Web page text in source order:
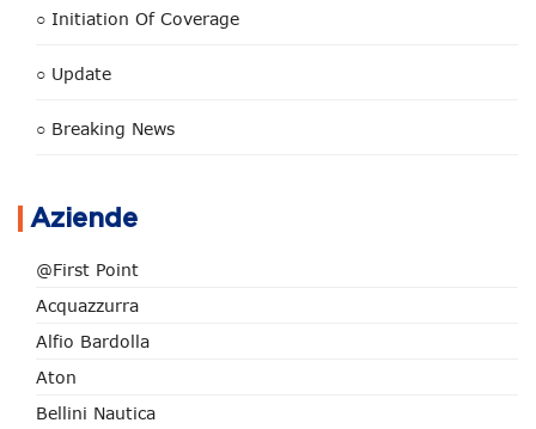
○ Initiation Of Coverage
○ Update
○ Breaking News
Aziende
@First Point
Acquazzurra
Alfio Bardolla
Aton
Bellini Nautica